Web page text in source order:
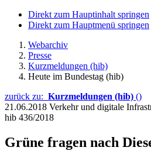
Direkt zum Hauptinhalt springen
Direkt zum Hauptmenü springen
Webarchiv
Presse
Kurzmeldungen (hib)
Heute im Bundestag (hib)
zurück zu: Kurzmeldungen (hib) ()
21.06.2018 Verkehr und digitale
hib 436/2018
Grüne fragen nach